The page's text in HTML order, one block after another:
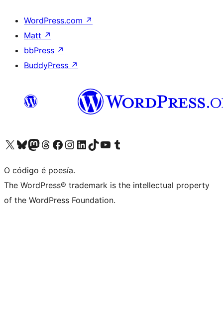
WordPress.com ↗
Matt ↗
bbPress ↗
BuddyPress ↗
Visita la cuenta de X (anteriormente Twitter)
Visita a nosa conta de Bluesky
Visita a nosa conta de Mastodon
Visita a nosa conta de Threads
Visita a nosa páxina de Facebook
Visita a nosa conta de Instagram
Visita a nosa conta de LinkedIn
Visita a nosa conta de TikTok
Visita a nosa canle de YouTube
Visita a nosa conta de Tumblr
O código é poesía.
The WordPress® trademark is the intellectual property
of the WordPress Foundation.